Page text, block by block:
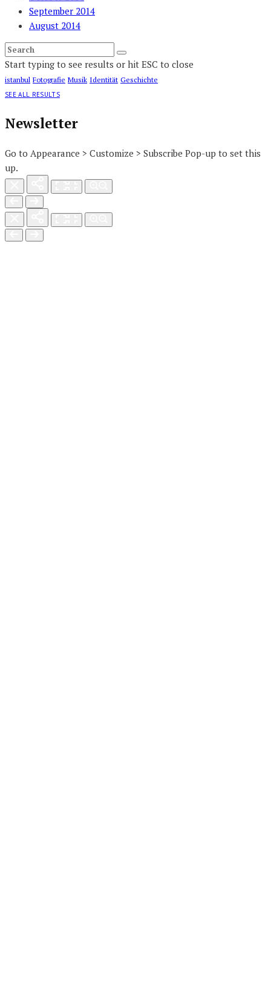
September 2014
August 2014
Start typing to see results or hit ESC to close
istanbul Fotografie Musik Identität Geschichte
SEE ALL RESULTS
Newsletter
Go to Appearance > Customize > Subscribe Pop-up to set this
up.